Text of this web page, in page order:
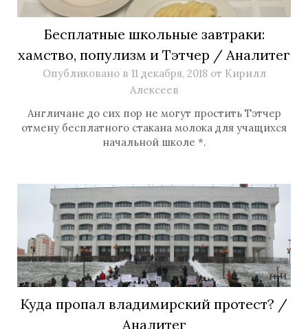
Бесплатные школьные завтраки:
хамство, популизм и Тэтчер / Аналитег
Опубликовано в 11 декабря, 2018от Кирилл
Алексеев
Англичане до сих пор не могут простить Тэтчер
отмену бесплатного стакана молока для учащихся
начальной школе *.
Куда пропал владимирский протест? /
Аналитег